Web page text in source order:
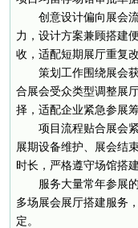
创意设计偏向展会
力，设计方案兼顾搭建
收，适配短期展厅重复
策划工作围绕展会
合展会受众类型调整展
择，适配企业紧急参展筹
项目流程贴合展会
展期设备维护、展会结
时长，严格遵守场馆搭
服务大量常年参展
多场展会展厅搭建服务
定。